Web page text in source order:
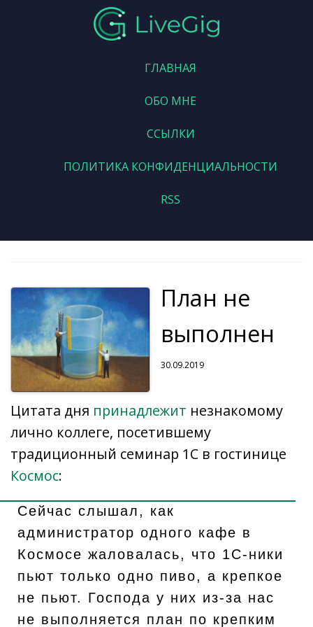
ГЛАВНАЯ
ОБО МНЕ
ССЫЛКИ
ПОЛИТИКА КОНФИДЕНЦИАЛЬНОСТИ
RSS
План не
выполнен
30.09.2019
Цитата дня принадлежит незнакомому
лично коллеге, посетившему
традиционный семинар 1С в гостинице
Космос:
Сейчас слышал, как
администратор одного кафе в
Космосе жаловалась, что 1С-ники
пьют только одно пиво, а крепкое
не пьют. Господа у них из-за нас
не выполняется план по крепким